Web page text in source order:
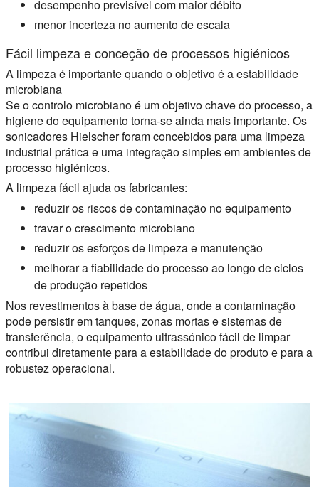
desempenho previsível com maior débito
menor incerteza no aumento de escala
Fácil limpeza e conceção de processos higiénicos
A limpeza é importante quando o objetivo é a estabilidade
microbiana
Se o controlo microbiano é um objetivo chave do processo, a
higiene do equipamento torna-se ainda mais importante. Os
sonicadores Hielscher foram concebidos para uma limpeza
industrial prática e uma integração simples em ambientes de
processo higiénicos.
A limpeza fácil ajuda os fabricantes:
reduzir os riscos de contaminação no equipamento
travar o crescimento microbiano
reduzir os esforços de limpeza e manutenção
melhorar a fiabilidade do processo ao longo de ciclos
de produção repetidos
Nos revestimentos à base de água, onde a contaminação
pode persistir em tanques, zonas mortas e sistemas de
transferência, o equipamento ultrassónico fácil de limpar
contribui diretamente para a estabilidade do produto e para a
robustez operacional.